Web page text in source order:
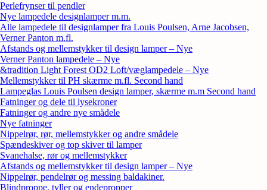
Perlefrynser til pendler
Nye lampedele designlamper m.m.
Alle lampedele til designlamper fra Louis Poulsen, Arne Jacobsen,
Verner Panton m.fl.
Afstands og mellemstykker til design lamper – Nye
Verner Panton lampedele – Nye
&tradition Light Forest OD2 Loft/væglampedele – Nye
Mellemstykker til PH skærme m.fl. Second hand
Lampeglas Louis Poulsen design lamper, skærme m.m Second hand
Fatninger og dele til lysekroner
Fatninger og andre nye smådele
Nye fatninger
Nippelrør, rør, mellemstykker og andre smådele
Spændeskiver og top skiver til lamper
Svanehalse, rør og mellemstykker
Afstands og mellemstykker til design lamper – Nye
Nippelrør, pendelrør og messing baldakiner.
Blindproppe, tyller og endepropper